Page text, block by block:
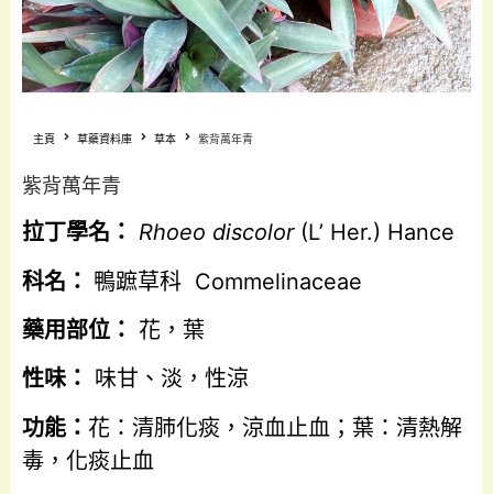
主頁 草藥資料庫 草本 紫背萬年青
紫背萬年青
拉丁學名： Rhoeo discolor(L’ Her.) Hance
科名： 鴨蹠草科 Commelinaceae
藥用部位： 花，葉
性味： 味甘、淡，性涼
功能： 花：清肺化痰，涼血止血；葉：清熱解
毒，化痰止血